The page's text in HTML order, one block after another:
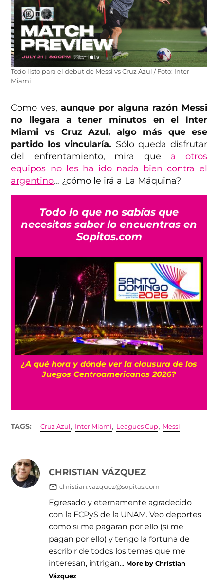
Todo listo para el debut de Messi vs Cruz Azul / Foto: Inter
Miami
Como ves,aunque por alguna razón Messi
no llegara a tener minutos en el Inter
Miami vs Cruz Azul, algo más que ese
partido los vincularía. Sólo queda disfrutar
del enfrentamiento, mira que a otros
equipos no les ha ido nada bien contra el
argentino… ¿cómo le irá a La Máquina?
Todo lo que no sabías que
necesitas saber lo encuentras en
Sopitas.com
Mexicanos que juegan en Europa: Desde
Dinamarca hasta Inglaterra
TAGS: Cruz Azul , Inter Miami, Leagues Cup, Messi
CHRISTIAN VÁZQUEZ
christian.vazquez@sopitas.com
Egresado y eternamente agradecido
con la FCPyS de la UNAM. Veo deportes
como si me pagaran por ello (sí me
pagan por ello) y tengo la fortuna de
escribir de todos los temas que me
interesan, intrigan... More by Christian
Vázquez